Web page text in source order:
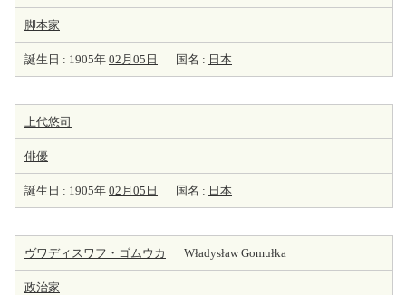
脚本家
誕生日 : 1905年 02月05日 国名 : 日本
上代悠司
俳優
誕生日 : 1905年 02月05日 国名 : 日本
ヴワディスワフ・ゴムウカ Władysław Gomułka
政治家